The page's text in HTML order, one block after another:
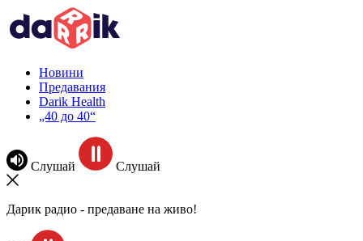
Новини
Предавания
Darik Health
„40 до 40“
Слушай Слушай
Дарик радио - предаване на живо!